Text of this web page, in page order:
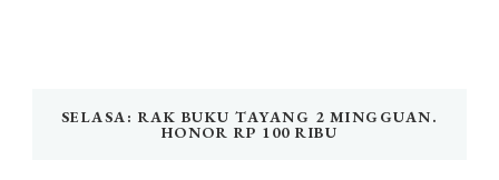
SELASA: RAK BUKU TAYANG 2 MINGGUAN.
HONOR RP 100 RIBU